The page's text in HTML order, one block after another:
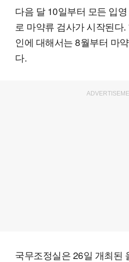
다음 달 10일부터 모든 입
로 마약류 검사가 시작된다
인에 대해서는 8월부터 마
다.
국무조정실은 26일 개최된